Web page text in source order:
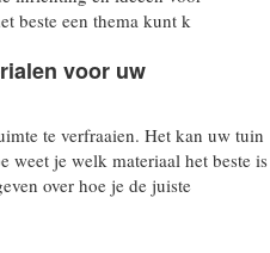
beste een thema kunt k
voor uw
te verfraaien. Het kan uw tuin
weet je welk materiaal het beste is
over hoe je de juiste